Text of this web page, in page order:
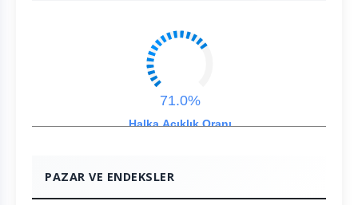
Halka Açıklık Oranı
71.0%
PAZAR VE ENDEKSLER